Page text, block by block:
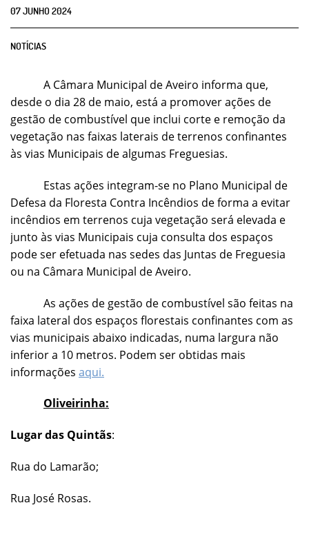
07JUNHO2024
NOTÍCIAS
A Câmara Municipal de Aveiro informa que,
desde o dia 28 de maio, está a promover ações de
gestão de combustível que inclui corte e remoção da
vegetação nas faixas laterais de terrenos confinantes
às vias Municipais de algumas Freguesias.
Estas ações integram-se no Plano Municipal de
Defesa da Floresta Contra Incêndios de forma a evitar
incêndios em terrenos cuja vegetação será elevada e
junto às vias Municipais cuja consulta dos espaços
pode ser efetuada nas sedes das Juntas de Freguesia
ou na Câmara Municipal de Aveiro.
As ações de gestão de combustível são feitas na
faixa lateral dos espaços florestais confinantes com as
vias municipais abaixo indicadas, numa largura não
inferior a 10 metros. Podem ser obtidas mais
informações aqui.
Oliveirinha:
Lugar das Quintãs:
Rua do Lamarão;
Rua José Rosas.